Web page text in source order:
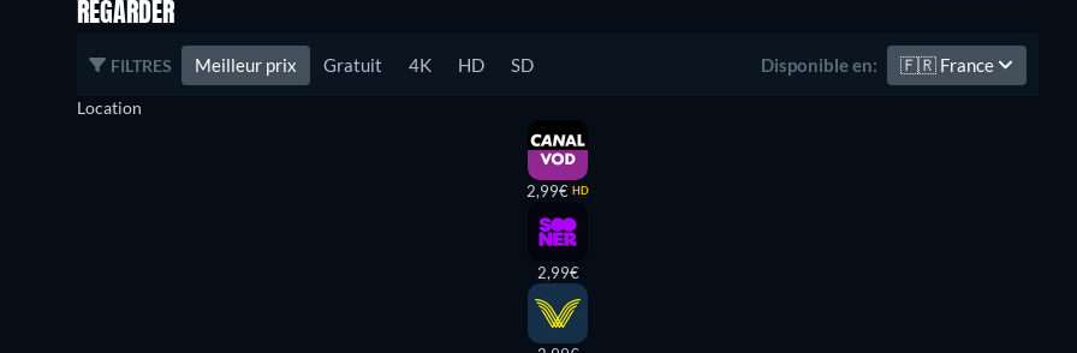
REGARDER
FILTRES Meilleur prix Gratuit 4K HD SD Disponible en: 🇫🇷 France
Location
2,99€ HD
2,99€